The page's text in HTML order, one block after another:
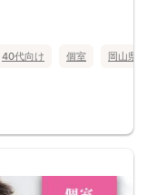
40代向け 個室 岡山県